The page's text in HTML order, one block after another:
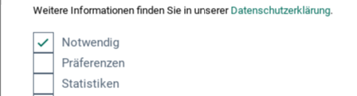
Weitere Informationen finden Sie in unserer Datenschutzerklärung.
Notwendig
Präferenzen
Statistiken
ALLE VERANSTALTUNGEN